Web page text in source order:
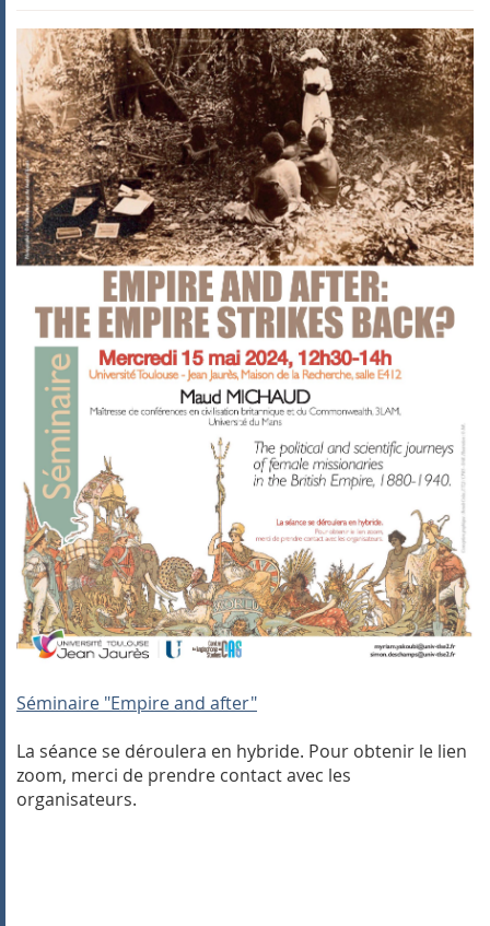
Séminaire "Empire and after"
La séance se déroulera en hybride. Pour obtenir le lien
zoom, merci de prendre contact avec les
organisateurs.